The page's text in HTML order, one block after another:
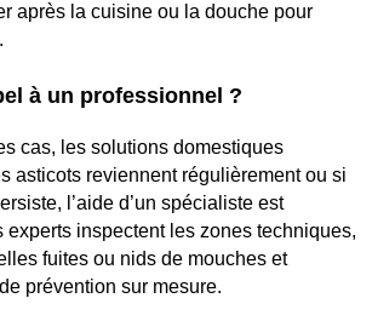
après la cuisine ou la douche pour
à un professionnel ?
cas, les solutions domestiques
asticots reviennent régulièrement ou si
l’aide d’un spécialiste est
experts inspectent les zones techniques,
fuites ou nids de mouches et
prévention sur mesure.